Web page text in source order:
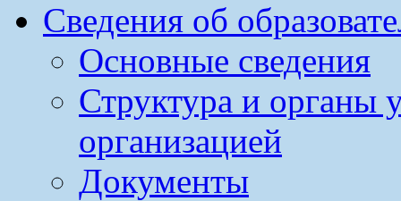
Сведения об
Основные сведения
Структура и органы
организацией
Документы